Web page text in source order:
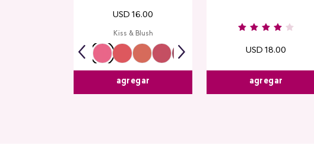
USD 16.00
Kiss & Blush
agregar
USD 18.00
agregar